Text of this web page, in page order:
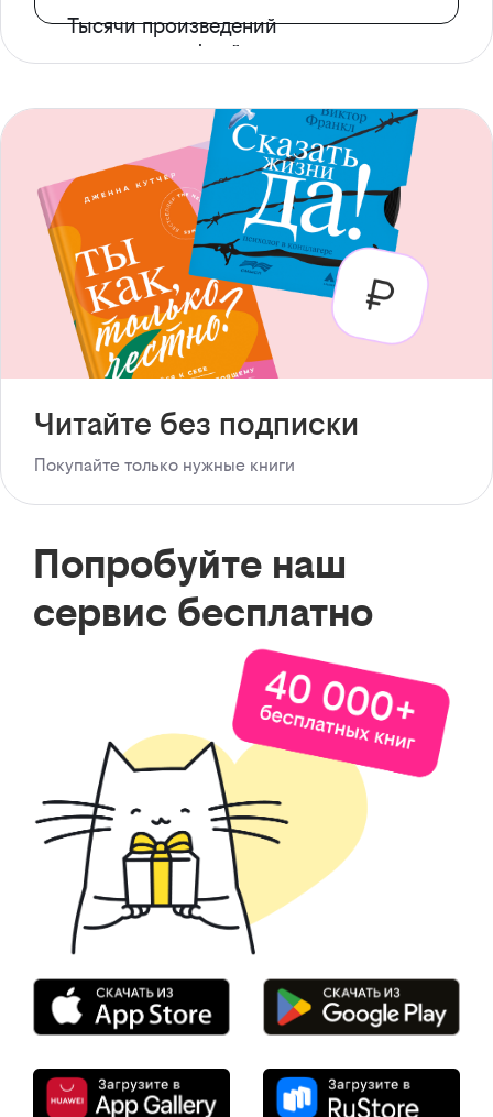
Тысячи произведений
с доступом офлайн
Читайте без подписки
Покупайте только нужные книги
Попробуйте наш
сервис бесплатно